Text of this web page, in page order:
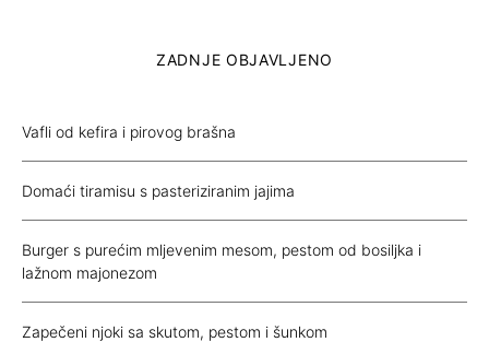
ZADNJE OBJAVLJENO
Vafli od kefira i pirovog brašna
Domaći tiramisu s pasteriziranim jajima
Burger s purećim mljevenim mesom, pestom od bosiljka i
lažnom majonezom
Zapečeni njoki sa skutom, pestom i šunkom